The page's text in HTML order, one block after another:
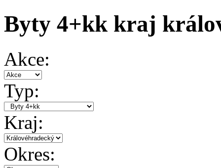
Byty 4+kk kraj
Akce:
Typ:
Kraj:
Okres: